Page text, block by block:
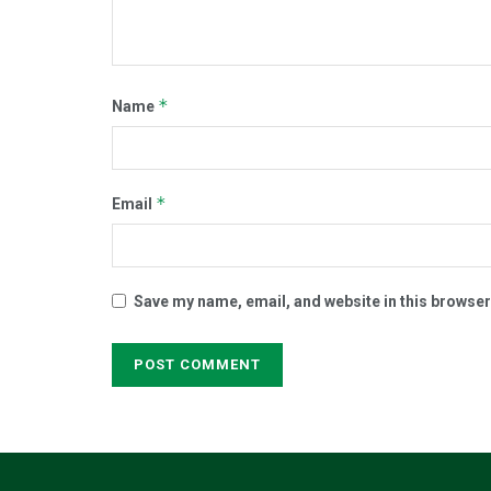
Name *
Email *
Save my name, email, and website in this